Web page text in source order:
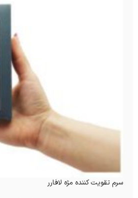
سرم تقویت کننده مژه لافارر